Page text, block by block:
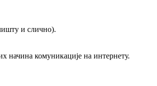
и слично).
начина комуникације на интернету.